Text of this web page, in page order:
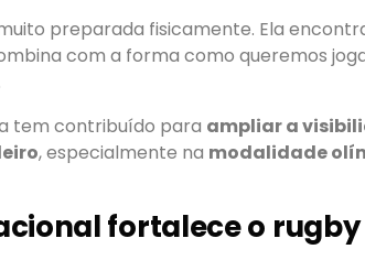
preparada fisicamente. Ela
com a forma como queremos
tem contribuído para ampliar a
, especialmente na modalidade
fortalece o